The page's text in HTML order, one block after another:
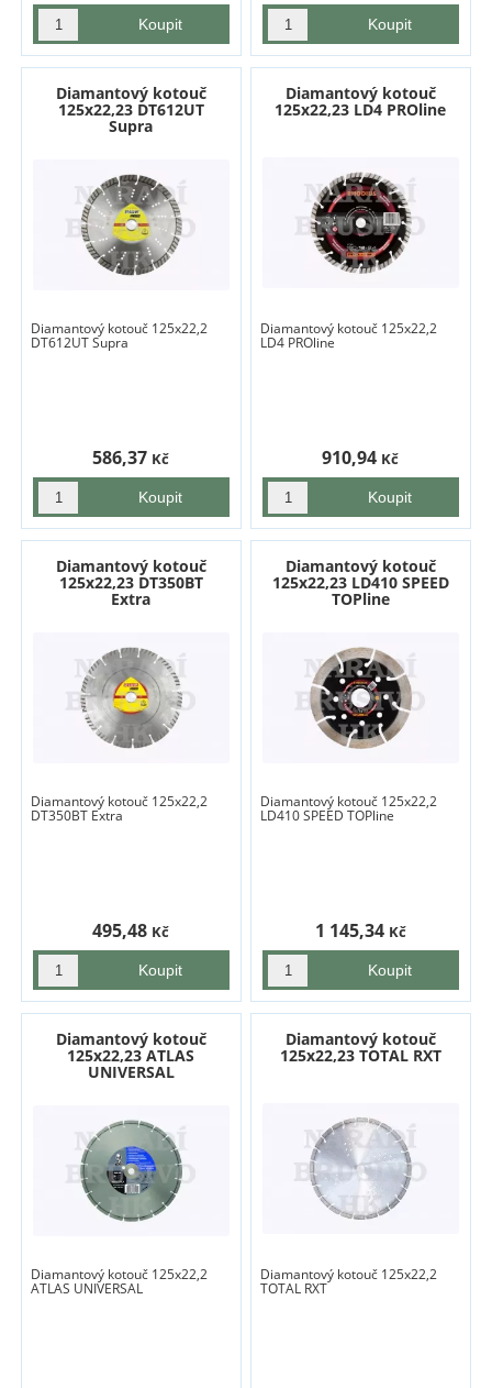
Diamantový kotouč
125x22,23 DT612UT
Supra
Diamantový kotouč 125x22,2
DT612UT Supra
586,37 Kč
Diamantový kotouč
125x22,23 LD4 PROline
Diamantový kotouč 125x22,2
LD4 PROline
910,94 Kč
Diamantový kotouč
125x22,23 DT350BT
Extra
Diamantový kotouč 125x22,2
DT350BT Extra
495,48 Kč
Diamantový kotouč
125x22,23 LD410 SPEED
TOPline
Diamantový kotouč 125x22,2
LD410 SPEED TOPline
1 145,34 Kč
Diamantový kotouč
125x22,23 ATLAS
UNIVERSAL
Diamantový kotouč 125x22,2
ATLAS UNIVERSAL
Diamantový kotouč
125x22,23 TOTAL RXT
Diamantový kotouč 125x22,2
TOTAL RXT